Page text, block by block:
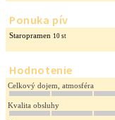
Ponuka pív
Staropramen 10 st
Hodnotenie
Celkový dojem, atmosféra
Kvalita obsluhy